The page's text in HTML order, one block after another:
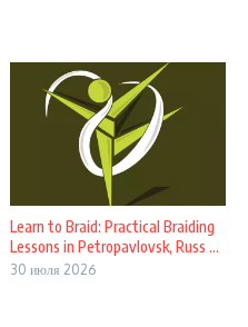
Learn to Braid: Practical Braiding
Lessons in Petropavlovsk, Russ ...
30 июля 2026